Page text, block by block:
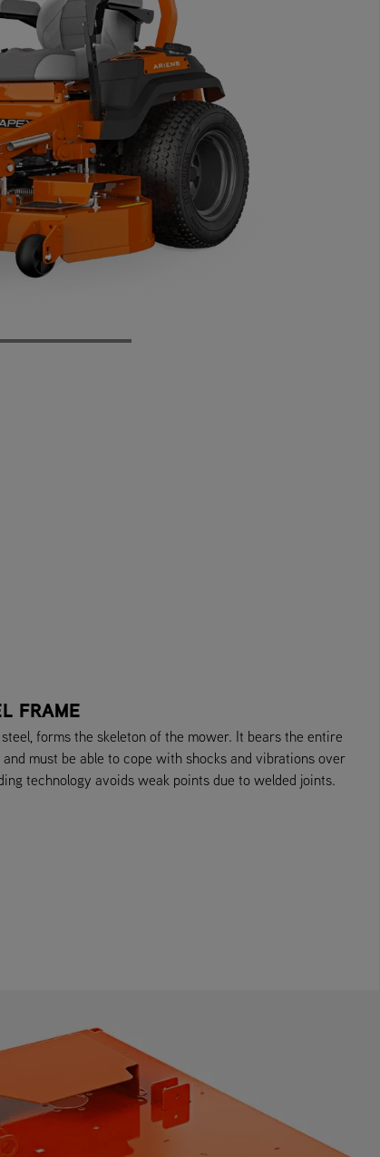
FRAME
forms the skeleton of the mower. It bears the entire
must be able to cope with shocks and vibrations over
technology avoids weak points due to welded joints.